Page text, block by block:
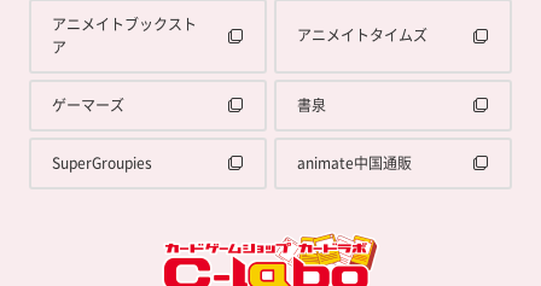
アニメイトブックスト
ア
アニメイトタイムズ
ゲーマーズ 書泉
SuperGroupies animate中国通販